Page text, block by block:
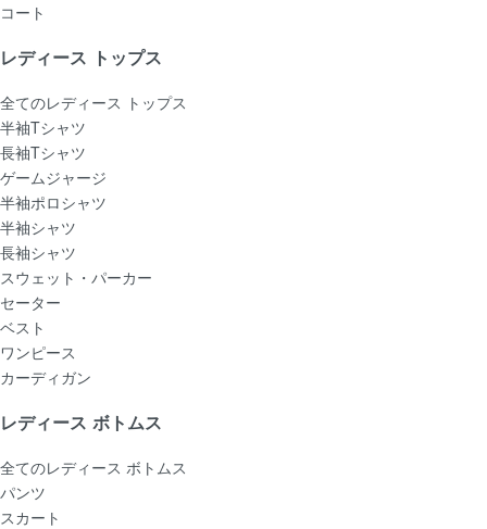
コート
レディース トップス
全てのレディース トップス
半袖Tシャツ
長袖Tシャツ
ゲームジャージ
半袖ポロシャツ
半袖シャツ
長袖シャツ
スウェット・パーカー
セーター
ベスト
ワンピース
カーディガン
レディース ボトムス
全てのレディース ボトムス
パンツ
スカート